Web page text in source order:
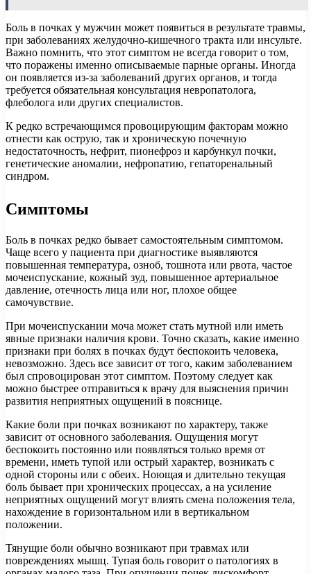
Боль в почках у мужчин может появиться в результате травмы,
при заболеваниях желудочно-кишечного тракта или инсульте.
Важно помнить, что этот симптом не всегда говорит о том,
что поражены именно описываемые парные органы. Иногда
он появляется из-за заболеваний других органов, и тогда
требуется обязательная консультация невропатолога,
флеболога или других специалистов.
К редко встречающимся провоцирующим факторам можно
отнести как острую, так и хроническую почечную
недостаточность, нефрит, пионефроз и карбункул почки,
генетические аномалии, нефропатию, гепаторенальный
синдром.
Симптомы
Боль в почках редко бывает самостоятельным симптомом.
Чаще всего у пациента при диагностике выявляются
повышенная температура, озноб, тошнота или рвота, частое
мочеиспускание, кожный зуд, повышенное артериальное
давление, отечность лица или ног, плохое общее
самочувствие.
При мочеиспускании моча может стать мутной или иметь
явные признаки наличия крови. Точно сказать, какие именно
признаки при болях в почках будут беспокоить человека,
невозможно. Здесь все зависит от того, каким заболеванием
был спровоцирован этот симптом. Поэтому следует как
можно быстрее отправиться к врачу для выяснения причин
развития неприятных ощущений в пояснице.
Какие боли при почках возникают по характеру, также
зависит от основного заболевания. Ощущения могут
беспокоить постоянно или появляться только время от
времени, иметь тупой или острый характер, возникать с
одной стороны или с обеих. Ноющая и длительно текущая
боль бывает при хронических процессах, а на усиление
неприятных ощущений могут влиять смена положения тела,
нахождение в горизонтальном или в вертикальном
положении.
Тянущие боли обычно возникают при травмах или
повреждениях мышц. Тупая боль говорит о патологиях в